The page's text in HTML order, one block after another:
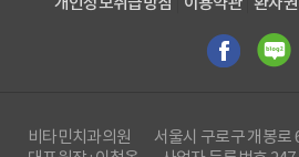
완벽하게 재현할 수 없으며 임플
높이가 옆 자연치아와 달라 어쩔
끼게 되는 현상이 나타날 수도 있다.
연령대에서는 가급적 자연치아를
권장해드리고 있다. 하지만 치아를
개인정보취급방침 이용약관 환자
비타민치과의원
서울시 구로구 개봉로